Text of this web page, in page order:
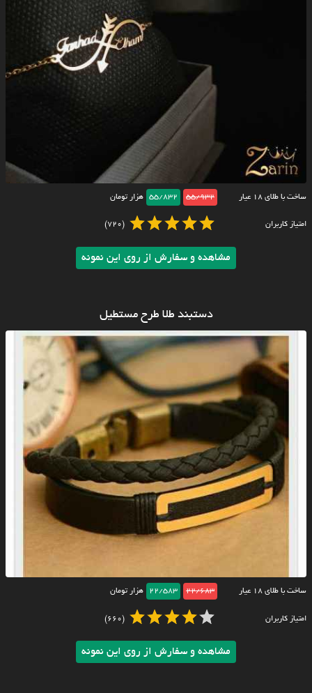
ساخت با طلای ۱۸ عیار 55/932
55/832 هزار تومان
امتیاز کاربران (720)
مشاهده و سفارش از روی این نمونه
دستبند طلا طرح مستطیل
ساخت با طلای ۱۸ عیار 22/683
22/583 هزار تومان
امتیاز کاربران (660)
مشاهده و سفارش از روی این نمونه